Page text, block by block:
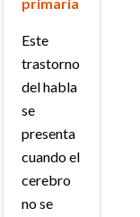
Este
trastorno
del habla
se
presenta
cuando el
cerebro
no se